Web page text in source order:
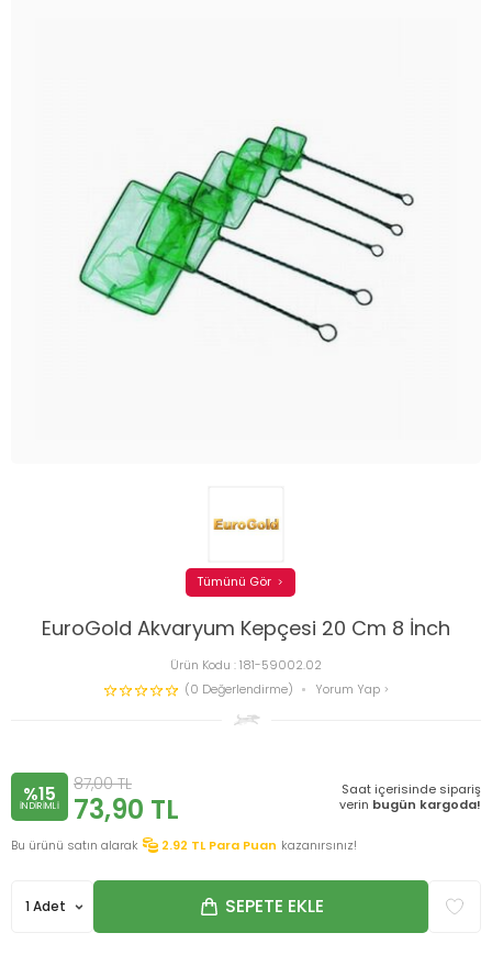
EuroGold Akvaryum Kepçesi 20 Cm 8 İnch
Ürün Kodu :181-59002.02
(0 Değerlendirme)
Yorum Yap
Tümünü Gör
%15
INDIRIMLI
87,00TL
73,90 TL
Saat içerisinde sipariş
verin bugün kargoda!
Bu ürünü satın alarak 2.92 TL Para Puan kazanırsınız!
SEPETE EKLE